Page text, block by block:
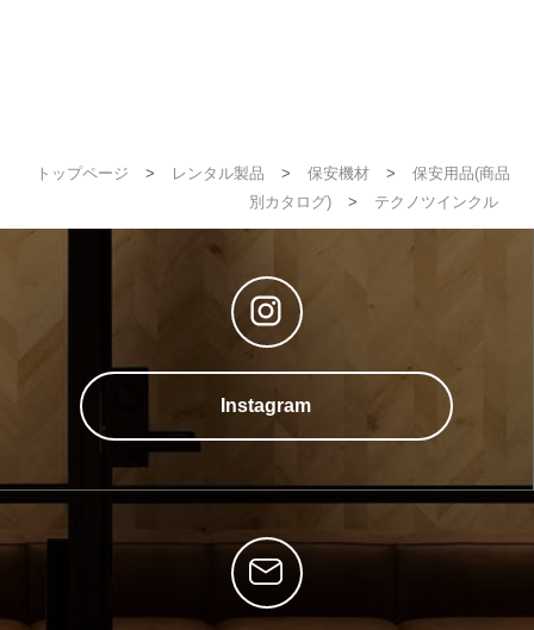
トップページ > レンタル製品 > 保安機材 >
保安用品(商品
別カタログ)
> テクノツインクル
Instagram